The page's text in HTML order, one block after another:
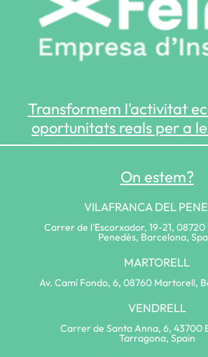
Transformem l'activitat
oportunitats reals per a
On estem?
VILAFRANCA DEL
Carrer de l'Escorxador, 19-21,
Penedès, Barcelona,
MARTORELL
Av. Camí Fondo, 6, 08760 Martorell,
VENDRELL
Carrer de Santa Anna, 6, 43700
Tarragona, Spain